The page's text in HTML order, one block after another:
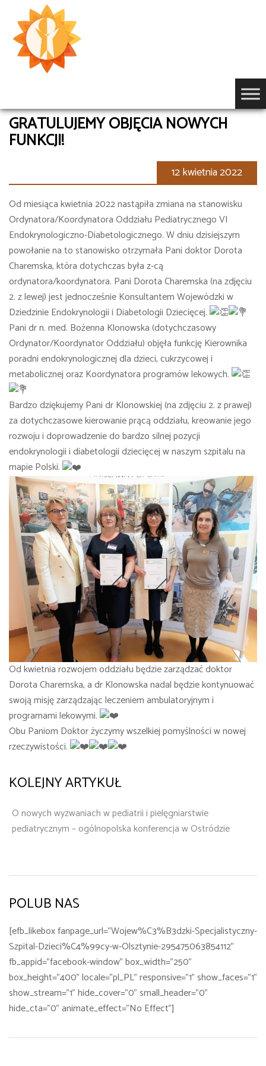
Przejdź
GRATULUJEMY OBJĘCIA NOWYCH
FUNKCJI!
12 kwietnia 2022
Od miesiąca kwietnia 2022 nastąpiła zmiana na stanowisku
Ordynatora/Koordynatora Oddziału Pediatrycznego VI
Endokrynologiczno-Diabetologicznego. W dniu dzisiejszym
powołanie na to stanowisko otrzymała Pani doktor Dorota
Charemska, która dotychczas była z-cą
ordynatora/koordynatora. Pani Dorota Charemska (na zdjęciu
2. z lewej) jest jednocześnie Konsultantem Wojewódzki w
Dziedzinie Endokrynologii i Diabetologii Dziecięcej.
Pani dr n. med. Bożenna Klonowska (dotychczasowy
Ordynator/Koordynator Oddziału) objęła funkcję Kierownika
poradni endokrynologicznej dla dzieci, cukrzycowej i
metabolicznej oraz Koordynatora programów lekowych.
Bardzo dziękujemy Pani dr Klonowskiej (na zdjęciu 2. z prawej)
za dotychczasowe kierowanie prącą oddziału, kreowanie jego
rozwoju i doprowadzenie do bardzo silnej pozycji
endokrynologii i diabetologii dziecięcej w naszym szpitalu na
mapie Polski.
Od kwietnia rozwojem oddziału będzie zarządzać doktor
Dorota Charemska, a dr Klonowska nadal będzie kontynuować
swoją misję zarządzając leczeniem ambulatoryjnym i
programami lekowymi.
Obu Paniom Doktor życzymy wszelkiej pomyślności w nowej
rzeczywistości.
KOLEJNY ARTYKUŁ
O nowych wyzwaniach w pediatrii i pielęgniarstwie
pediatrycznym – ogólnopolska konferencja w Ostródzie
POLUB NAS
[efb_likebox fanpage_url="Wojew%C3%B3dzki-Specjalistyczny-
Szpital-Dzieci%C4%99cy-w-Olsztynie-295475063854112"
fb_appid="facebook-window" box_width="250"
box_height="400" locale="pl_PL" responsive="1" show_faces="1"
show_stream="1" hide_cover="0" small_header="0"
hide_cta="0" animate_effect="No Effect"]